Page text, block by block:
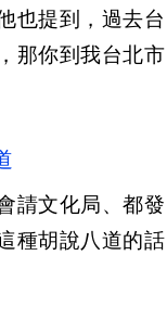
也提到，過去台
那你到我台北市
請文化局、都發
種胡說八道的話